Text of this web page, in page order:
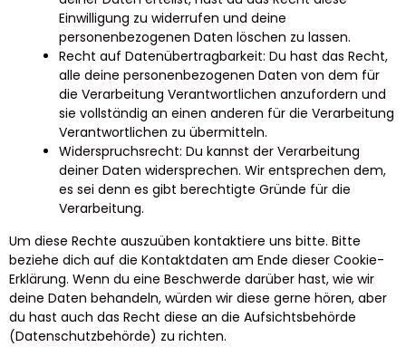
Einwilligung zu widerrufen und deine
personenbezogenen Daten löschen zu lassen.
Recht auf Datenübertragbarkeit: Du hast das Recht,
alle deine personenbezogenen Daten von dem für
die Verarbeitung Verantwortlichen anzufordern und
sie vollständig an einen anderen für die Verarbeitung
Verantwortlichen zu übermitteln.
Widerspruchsrecht: Du kannst der Verarbeitung
deiner Daten widersprechen. Wir entsprechen dem,
es sei denn es gibt berechtigte Gründe für die
Verarbeitung.
Um diese Rechte auszuüben kontaktiere uns bitte. Bitte
beziehe dich auf die Kontaktdaten am Ende dieser Cookie-
Erklärung. Wenn du eine Beschwerde darüber hast, wie wir
deine Daten behandeln, würden wir diese gerne hören, aber
du hast auch das Recht diese an die Aufsichtsbehörde
(Datenschutzbehörde) zu richten.